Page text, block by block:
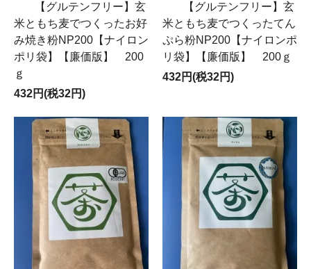
【グルテンフリー】玄
米ともち麦でつくったお好
み焼き粉NP200【ナイロン
ポリ袋】【廉価版】 200
ｇ
432円(税32円)
【グルテンフリー】玄
米ともち麦でつくったてん
ぷら粉NP200【ナイロンポ
リ袋】【廉価版】 200ｇ
432円(税32円)